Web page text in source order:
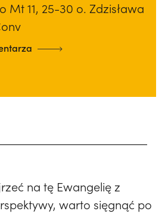
Mt 11, 25-30 o. Zdzisława
na tę Ewangelię z
warto sięgnąć po